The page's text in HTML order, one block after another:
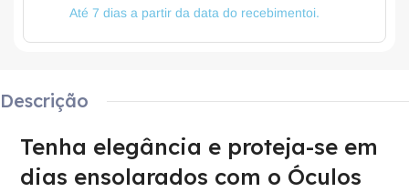
Até 7 dias a partir da data do recebimentoi.
Descrição
Tenha elegância e proteja-se em
dias ensolarados com o Óculos